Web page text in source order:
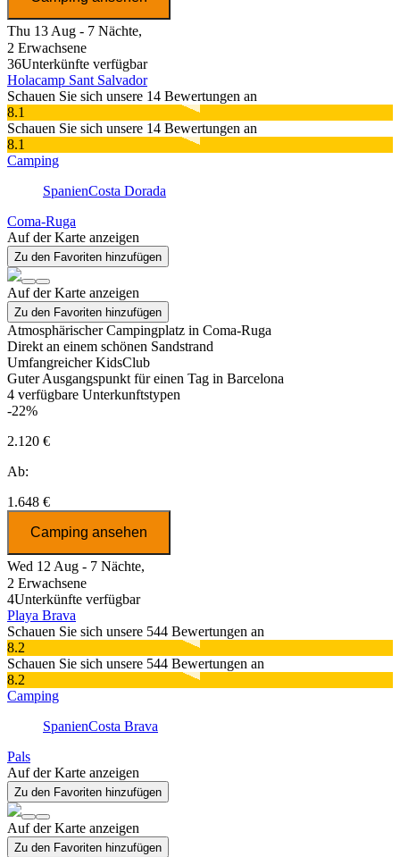
Thu 13 Aug - 7 Nächte,
2 Erwachsene
36Unterkünfte verfügbar
Holacamp Sant Salvador
Schauen Sie sich unsere 14 Bewertungen an
8.1
Schauen Sie sich unsere 14 Bewertungen an
8.1
Camping
SpanienCosta Dorada
Coma-Ruga
Auf der Karte anzeigen
Zu den Favoriten hinzufügen
Auf der Karte anzeigen
Zu den Favoriten hinzufügen
Atmosphärischer Campingplatz in Coma-Ruga
Direkt an einem schönen Sandstrand
Umfangreicher KidsClub
Guter Ausgangspunkt für einen Tag in Barcelona
4 verfügbare Unterkunftstypen
-22%
2.120 €
Ab:
1.648 €
Camping ansehen
Wed 12 Aug - 7 Nächte,
2 Erwachsene
4Unterkünfte verfügbar
Playa Brava
Schauen Sie sich unsere 544 Bewertungen an
8.2
Schauen Sie sich unsere 544 Bewertungen an
8.2
Camping
SpanienCosta Brava
Pals
Auf der Karte anzeigen
Zu den Favoriten hinzufügen
Auf der Karte anzeigen
Zu den Favoriten hinzufügen